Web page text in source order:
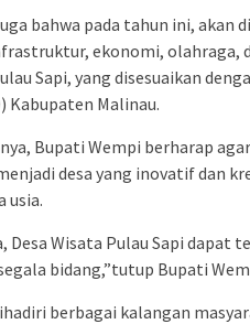
bahwa pada tahun ini, akan
ekonomi, olahraga,
Sapi, yang disesuaikan
Kabupaten Malinau.
Bupati Wempi berharap
desa yang inovatif dan
usia.
Desa Wisata Pulau Sapi
bidang,”tutup Bupati
berbagai kalangan